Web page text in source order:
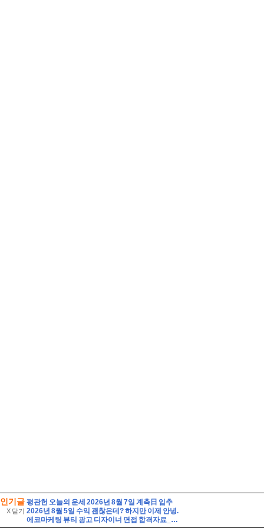
인기글
X 닫기
평관헌 오늘의 운세 2026년 8월 7일 계축日 입추
2026년 8월 5일 수익 괜찮은데? 하지만 이제 안녕.
에코마케팅 뷰티 광고 디자이너 면접 합격자료_1 자기소개 스크립트 및 실제 면접 합격 답안